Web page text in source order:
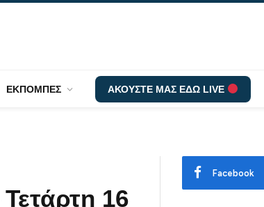
ΕΚΠΟΜΠΕΣ ΑΚΟΥΣΤΕ ΜΑΣ ΕΔΩ LIVE
16
Facebook